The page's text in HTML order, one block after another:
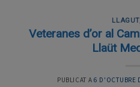
LLAGUT
Veteranes d’or al
Llaüt
PUBLICAT A6 D'OCTUBRE